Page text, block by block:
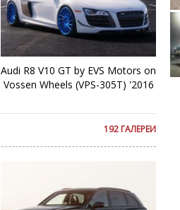
Audi R8 V10 GT by EVS Motors on
Vossen Wheels (VPS-305T) '2016
192 ГАЛЕРЕИ